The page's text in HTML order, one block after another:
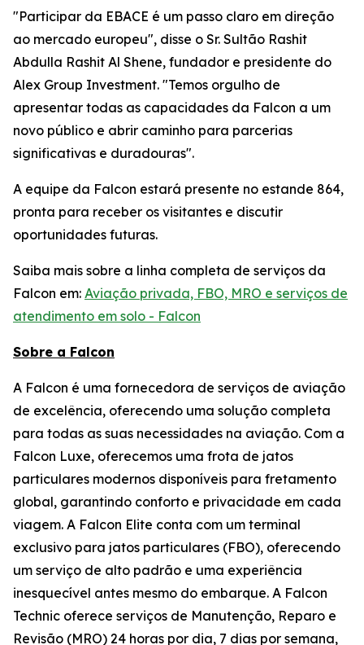
"Participar da EBACE é um passo claro em direção
ao mercado europeu", disse o Sr. Sultão Rashit
Abdulla Rashit Al Shene, fundador e presidente do
Alex Group Investment. "Temos orgulho de
apresentar todas as capacidades da Falcon a um
novo público e abrir caminho para parcerias
significativas e duradouras".
A equipe da Falcon estará presente no estande 864,
pronta para receber os visitantes e discutir
oportunidades futuras.
Saiba mais sobre a linha completa de serviços da
Falcon em: Aviação privada, FBO, MRO e serviços de
atendimento em solo - Falcon
Sobre a Falcon
A Falcon é uma fornecedora de serviços de aviação
de excelência, oferecendo uma solução completa
para todas as suas necessidades na aviação. Com a
Falcon Luxe, oferecemos uma frota de jatos
particulares modernos disponíveis para fretamento
global, garantindo conforto e privacidade em cada
viagem. A Falcon Elite conta com um terminal
exclusivo para jatos particulares (FBO), oferecendo
um serviço de alto padrão e uma experiência
inesquecível antes mesmo do embarque. A Falcon
Technic oferece serviços de Manutenção, Reparo e
Revisão (MRO) 24 horas por dia, 7 dias por semana,